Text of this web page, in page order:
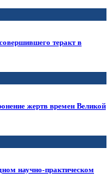
теракт в
жертв времен Великой
научно-практическом